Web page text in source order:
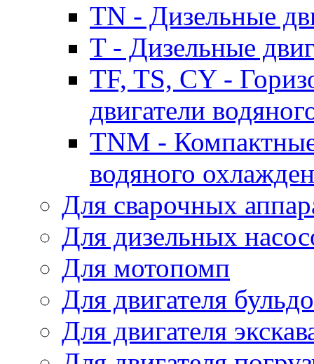
TN - Дизельные
T - Дизельные
TF, TS, CY -
двигатели
TNM -
водяного
Для сварочных
Для дизельных
Для мотопомп
Для двигателя
Для двигателя